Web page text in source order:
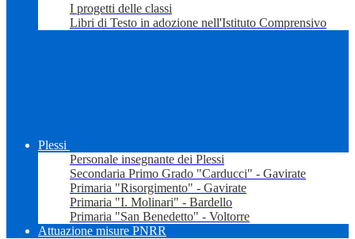
I progetti delle classi
Libri di Testo in adozione nell'Istituto Comprensivo
Plessi
Personale insegnante dei Plessi
Secondaria Primo Grado "Carducci" - Gavirate
Primaria "Risorgimento" - Gavirate
Primaria "I. Molinari" - Bardello
Primaria "San Benedetto" - Voltorre
Attuazione misure PNRR